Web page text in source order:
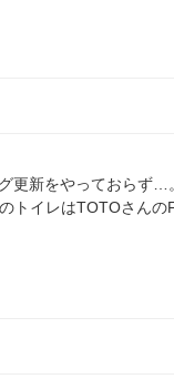
更新をやっておらず…
イレはTOTOさんの